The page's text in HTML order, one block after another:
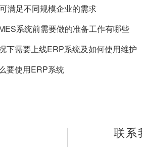
满足不同规模企业的需求
系统前需要做的准备工作有哪些
下需要上线ERP系统及如何使用维护
要使用ERP系统
联系